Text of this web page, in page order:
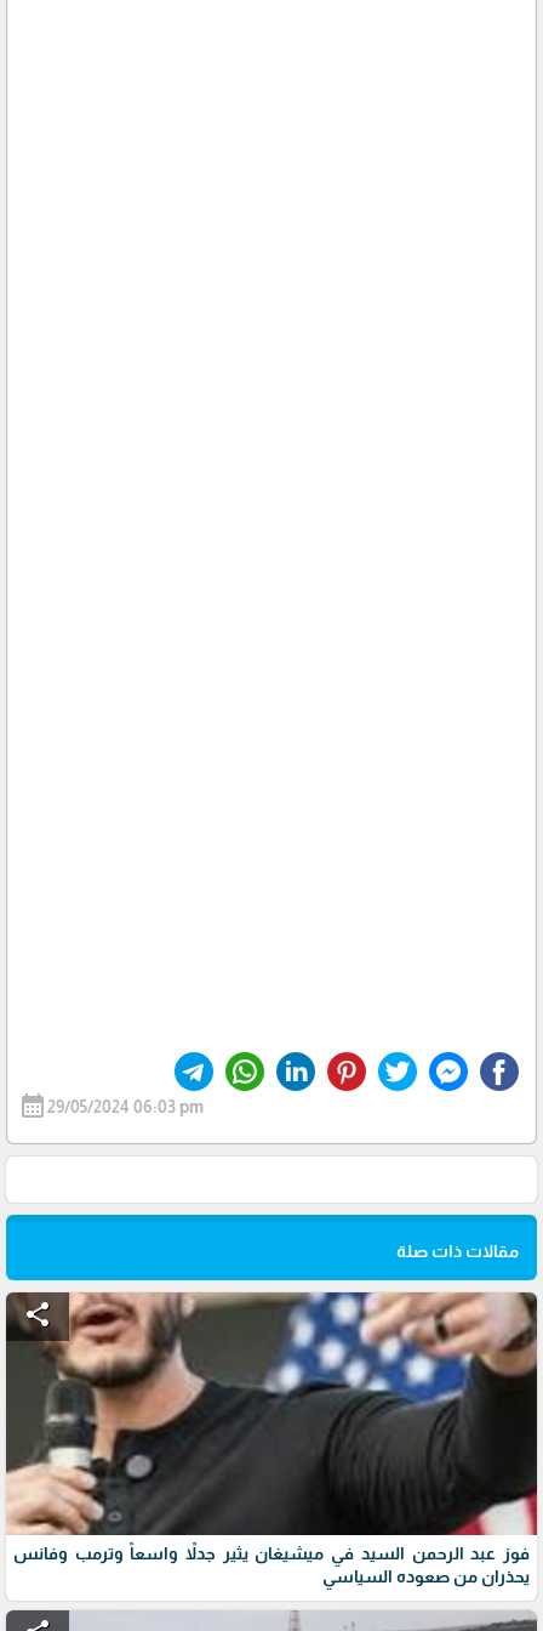
calendar_month29/05/2024 06:03 pm
مقالات ذات صلة
share
فوز عبد الرحمن السيد في ميشيغان يثير جدلاً واسعاً وترمب وفانس
يحذران من صعوده السياسي